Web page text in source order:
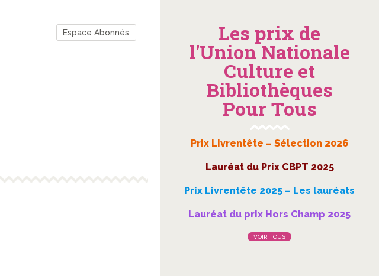
Espace Abonnés Les prix de
l'Union Nationale
Culture et
Bibliothèques
Pour Tous
Prix Livrentête – Sélection 2026
Lauréat du Prix CBPT 2025
Prix Livrentête 2025 – Les lauréats
Lauréat du prix Hors Champ 2025
VOIR TOUS